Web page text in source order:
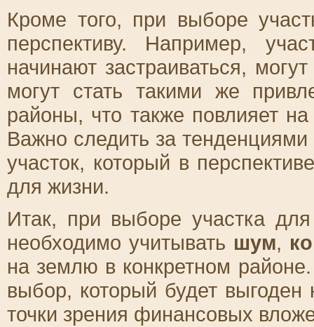
Кроме того, при выборе
перспективу. Например,
начинают застраиваться,
могут стать такими же
районы, что также повлияет
Важно следить за
участок, который в
для жизни.
Итак, при выборе участка для
необходимо учитывать шум,
на землю в конкретном
выбор, который будет
точки зрения финансовых